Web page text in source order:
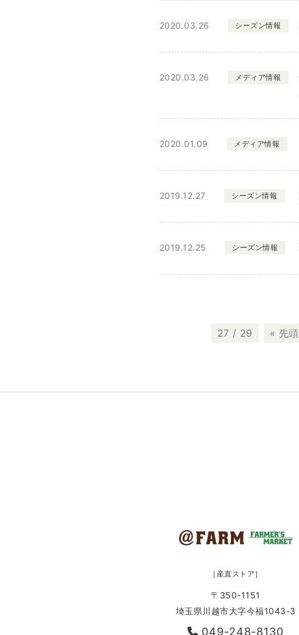
2020.03.26 シーズン情報
2020.03.26 メディア情報
2020.01.09 メディア情報
2019.12.27 シーズン情報
2019.12.25 シーズン情報
27 / 29 « 先頭
［産直ストア］
〒350-1151
埼玉県川越市大字今福1043-3
049-248-8130